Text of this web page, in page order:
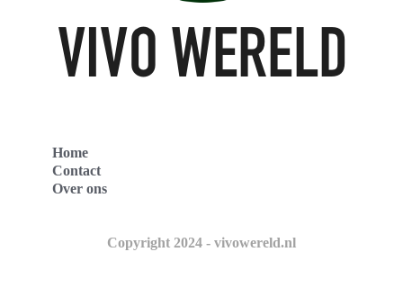
Home
Contact
Over ons
Copyright 2024 - vivowereld.nl